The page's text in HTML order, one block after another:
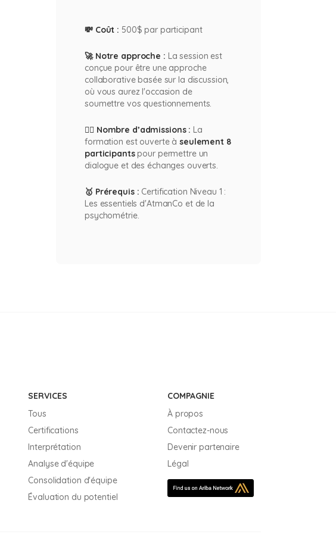
💸 Coût : 500$ par participant
🚀 Notre approche : La session est
conçue pour être une approche
collaborative basée sur la discussion,
où vous aurez l'occasion de
soumettre vos questionnements.
🙋‍♀️ Nombre d’admissions : La
formation est ouverte à seulement 8
participants pour permettre un
dialogue et des échanges ouverts.
🥇 Prérequis : Certification Niveau 1 :
Les essentiels d'AtmanCo et de la
psychométrie.
SERVICES
Tous
Certifications
Interprétation
Analyse d'équipe
Consolidation d'équipe
Évaluation du potentiel
COMPAGNIE
À propos
Contactez-nous
Devenir partenaire
Légal